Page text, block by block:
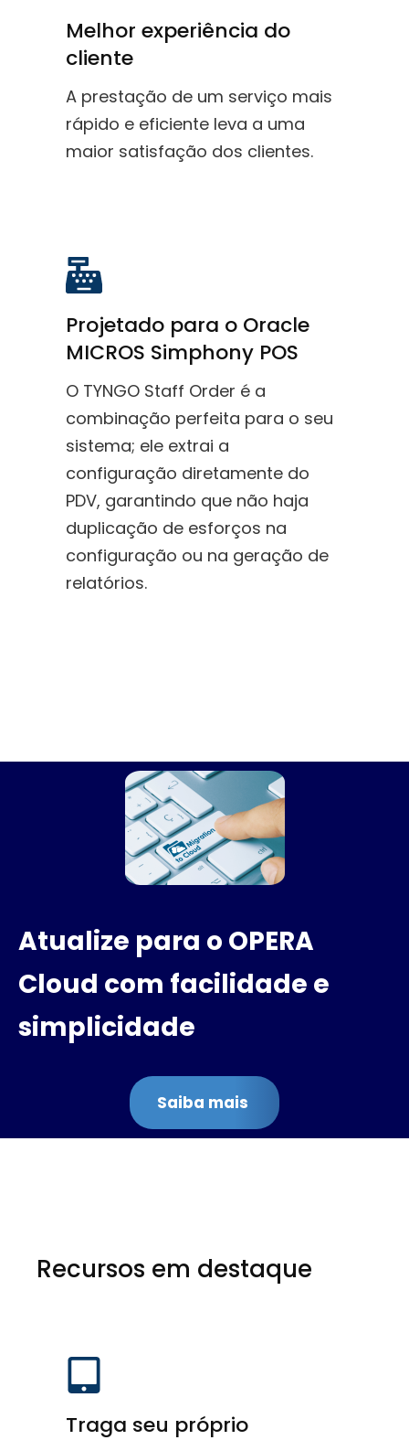
Melhor experiência do
cliente
A prestação de um serviço mais
rápido e eficiente leva a uma
maior satisfação dos clientes.
Projetado para o Oracle
MICROS Simphony POS
O TYNGO Staff Order é a
combinação perfeita para o seu
sistema; ele extrai a
configuração diretamente do
PDV, garantindo que não haja
duplicação de esforços na
configuração ou na geração de
relatórios.
Atualize para o OPERA
Cloud com facilidade e
simplicidade
Saiba mais
Recursos em destaque
Traga seu próprio